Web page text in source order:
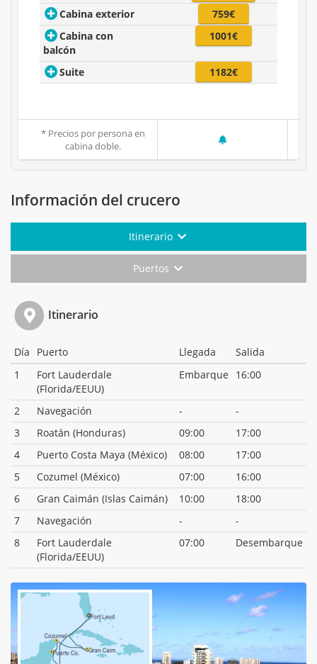
Cabina exterior
759€
Cabina con
balcón
1001€
Suite 1182€
* Precios por persona en
cabina doble.
Información del crucero
Itinerario
Puertos
Itinerario
Día Puerto Llegada
Salida
1
Fort Lauderdale
(Florida/EEUU)
Embarque 16:00
2 Navegación -
-
3
Roatán (Honduras) 09:00
17:00
4
Puerto Costa Maya (México) 08:00
17:00
5
Cozumel (México) 07:00
16:00
6
Gran Caimán (Islas Caimán) 10:00
18:00
7
Navegación -
-
8
Fort Lauderdale
(Florida/EEUU)
07:00 Desembarque